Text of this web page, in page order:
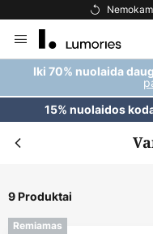
to
Content
Iki 70% nuolaida
15% nuolaidos
9 Produktai
Remiamas